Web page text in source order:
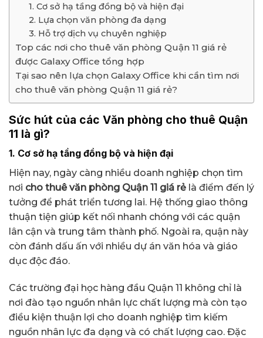
1. Cơ sở hạ tầng đồng bộ và hiện đại
2. Lựa chọn văn phòng đa dạng
3. Hỗ trợ dịch vụ chuyên nghiệp
Top các nơi cho thuê văn phòng Quận 11 giá rẻ
được Galaxy Office tổng hợp
Tại sao nên lựa chọn Galaxy Office khi cần tìm nơi
cho thuê văn phòng Quận 11 giá rẻ?
Sức hút của các Văn phòng cho thuê Quận
11 là gì?
1. Cơ sở hạ tầng đồng bộ và hiện đại
Hiện nay, ngày càng nhiều doanh nghiệp chọn tìm
nơi cho thuê văn phòng Quận 11 giá rẻ là điểm đến lý
tưởng để phát triển tương lai. Hệ thống giao thông
thuận tiện giúp kết nối nhanh chóng với các quận
lân cận và trung tâm thành phố. Ngoài ra, quận này
còn đánh dấu ấn với nhiều dự án văn hóa và giáo
dục độc đáo.
Các trường đại học hàng đầu Quận 11 không chỉ là
nơi đào tạo nguồn nhân lực chất lượng mà còn tạo
điều kiện thuận lợi cho doanh nghiệp tìm kiếm
nguồn nhân lực đa dạng và có chất lượng cao. Đặc